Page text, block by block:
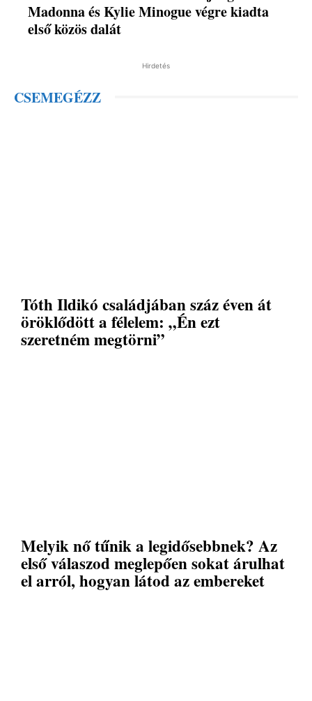
Madonna és Kylie Minogue végre kiadta
első közös dalát
Hirdetés
CSEMEGÉZZ
Tóth Ildikó családjában száz éven át
öröklődött a félelem: „Én ezt
szeretném megtörni”
Melyik nő tűnik a legidősebbnek? Az
első válaszod meglepően sokat árulhat
el arról, hogyan látod az embereket